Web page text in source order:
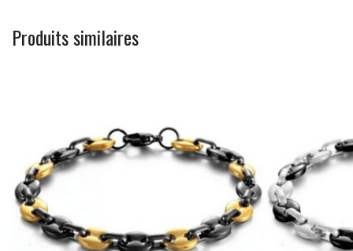
Produits similaires